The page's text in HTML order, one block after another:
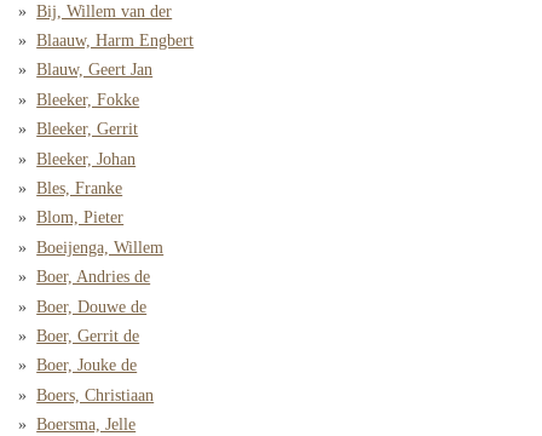
Bij, Willem van der
Blaauw, Harm Engbert
Blauw, Geert Jan
Bleeker, Fokke
Bleeker, Gerrit
Bleeker, Johan
Bles, Franke
Blom, Pieter
Boeijenga, Willem
Boer, Andries de
Boer, Douwe de
Boer, Gerrit de
Boer, Jouke de
Boers, Christiaan
Boersma, Jelle